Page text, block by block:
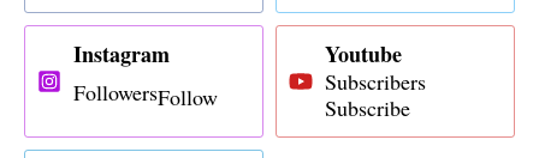
Instagram
FollowersFollow
Youtube
Subscribers
Subscribe